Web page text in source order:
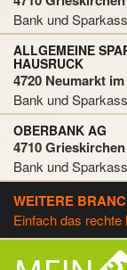
Bank und
ALLGEMEINE
HAUSRUCK
4720 Neumarkt
Bank und
OBERBANK AG
4710
Bank und
WEITERE
Einfach das rechte